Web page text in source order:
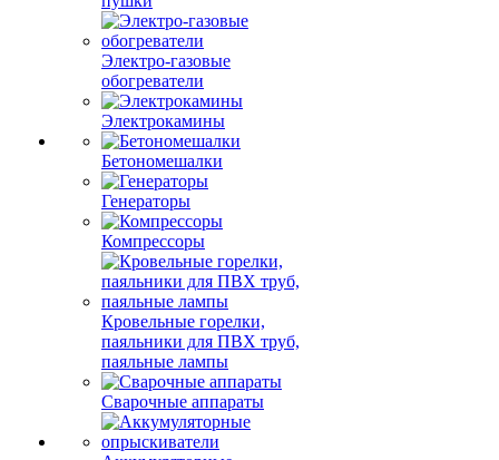
Электро-газовые
обогреватели
Электрокамины
Бетономешалки
Генераторы
Компрессоры
Кровельные горелки,
паяльники для ПВХ труб,
паяльные лампы
Сварочные аппараты